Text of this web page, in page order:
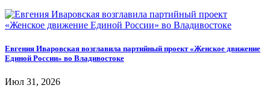
Евгения Иваровская возглавила партийный проект «Женское движение
Единой России» во Владивостоке
Июл 31, 2026